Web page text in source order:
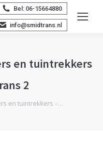
Bel: 06-15664880
info@smidtrans.nl
en tuintrekkers
2
en tuintrekkers –…